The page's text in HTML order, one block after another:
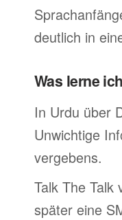
deutlich in
Was lerne
In Urdu über
Unwichtige
vergebens.
Talk The Talk
später eine